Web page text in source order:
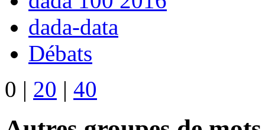
dada-data
Débats
0 | 20 | 40